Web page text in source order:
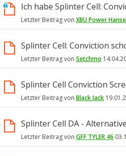
Ich habe Splinter Cell:
Letzter Beitrag von XBU Power
Splinter Cell: Conviction
Letzter Beitrag von Setchmo
Splinter Cell Conviction
Letzter Beitrag von Black Jack
Splinter Cell DA -
Letzter Beitrag von GFF TYLER 46